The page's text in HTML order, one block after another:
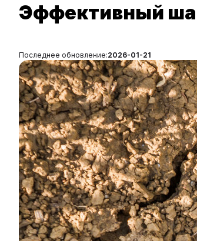
Эффективный
Последнее обновление:2026-01-21